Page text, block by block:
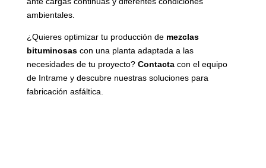
ambientales.
¿Quieres optimizar tu producción de mezclas
bituminosascon una planta adaptada a las
necesidades de tu proyecto? Contacta con el equipo
de Intrame y descubre nuestras soluciones para
fabricación asfáltica.